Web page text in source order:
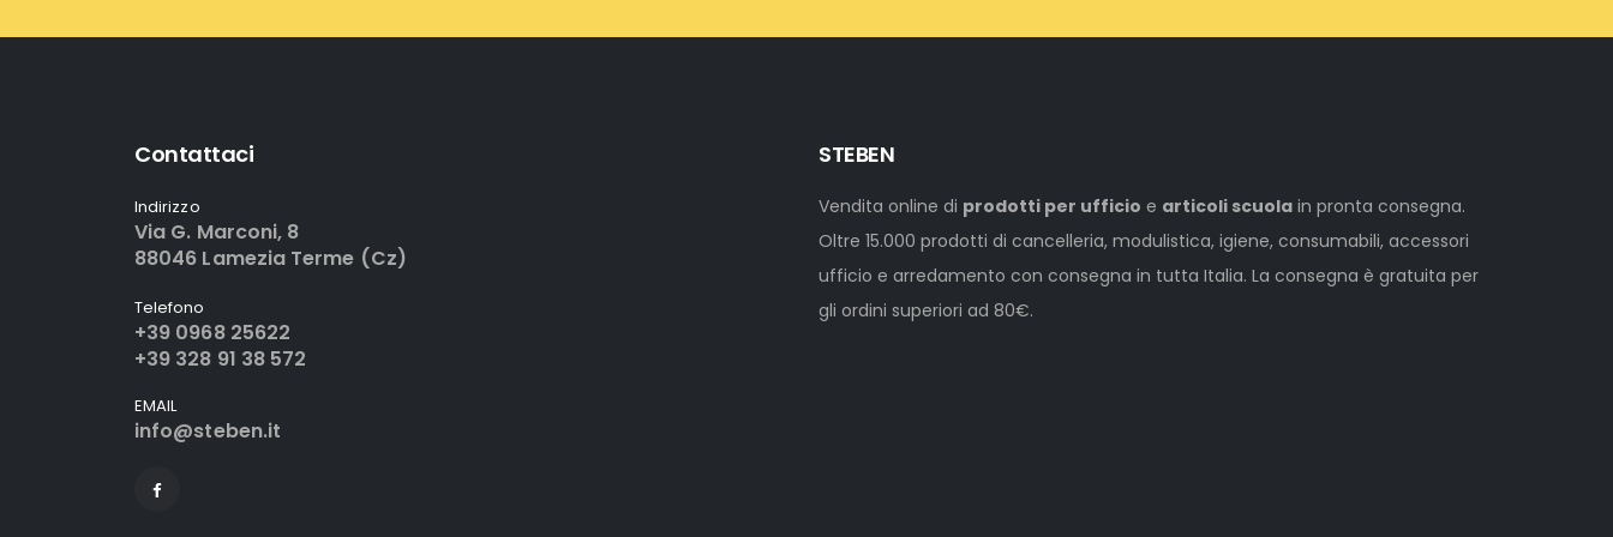
Contattaci
Indirizzo
Via G. Marconi, 8
88046 Lamezia Terme (Cz)
Telefono
+39 0968 25622
+39 328 91 38 572
EMAIL
info@steben.it
STEBEN
Vendita online di prodotti per ufficio e articoli scuola in pronta consegna.
Oltre 15.000 prodotti di cancelleria, modulistica, igiene, consumabili, accessori
ufficio e arredamento con consegna in tutta Italia. La consegna è gratuita per
gli ordini superiori ad 80€.